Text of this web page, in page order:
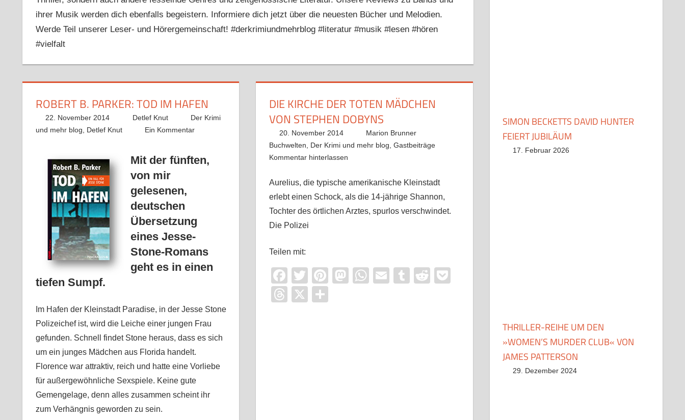
ihrer Musik werden dich ebenfalls begeistern. Informiere dich jetzt über die neuesten Bücher und Melodien.
Werde Teil unserer Leser- und Hörergemeinschaft! #derkrimiundmehrblog #literatur #musik #lesen #hören
#vielfalt
ROBERT B. PARKER: TOD IM HAFEN
22. November 2014 Detlef Knut
Der Krimi
und mehr blog
Detlef Knut Ein Kommentar
Mit der fünften,
von mir
gelesenen,
deutschen
Übersetzung
eines Jesse-
Stone-Romans
geht es in einen
tiefen Sumpf.
Im Hafen der Kleinstadt Paradise, in der Jesse Stone
Polizeichef ist, wird die Leiche einer jungen Frau
gefunden. Schnell findet Stone heraus, dass es sich
um ein junges Mädchen aus Florida handelt.
Florence war attraktiv, reich und hatte eine Vorliebe
für außergewöhnliche Sexspiele. Keine gute
Gemengelage, denn alles zusammen scheint ihr
zum Verhängnis geworden zu sein.
DIE KIRCHE DER TOTEN MÄDCHEN
VON STEPHEN DOBYNS
20. November 2014
Marion Brunner
Buchwelten
Der Krimi und mehr blog Gastbeiträge
Kommentar hinterlassen
Aurelius, die typische amerikanische Kleinstadt
erlebt einen Schock, als die 14-jährige Shannon,
Tochter des örtlichen Arztes, spurlos verschwindet.
Die Polizei
Teilen mit:
Facebook
TwitterPinterest
Mastodon
WhatsApp
EmailTumblrReddit
Threads
X
SIMON BECKETTS DAVID HUNTER
FEIERT JUBILÄUM
17. Februar 2026
THRILLER-REIHE UM DEN
»WOMEN’S MURDER CLUB« VON
JAMES PATTERSON
29. Dezember 2024